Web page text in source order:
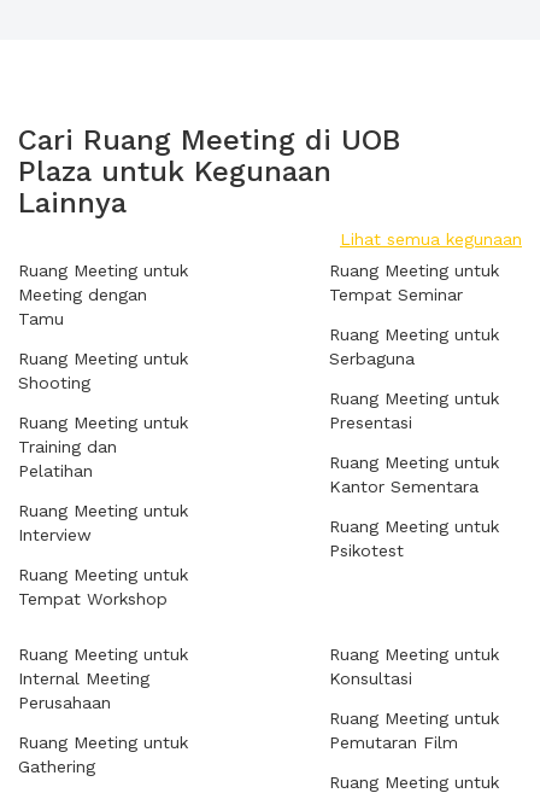
Cari Ruang Meeting di UOB
Plaza untuk Kegunaan
Lainnya
Lihat semua kegunaan
Ruang Meeting untuk
Meeting dengan
Tamu
Ruang Meeting untuk
Shooting
Ruang Meeting untuk
Training dan
Pelatihan
Ruang Meeting untuk
Interview
Ruang Meeting untuk
Tempat Workshop
Ruang Meeting untuk
Tempat Seminar
Ruang Meeting untuk
Serbaguna
Ruang Meeting untuk
Presentasi
Ruang Meeting untuk
Kantor Sementara
Ruang Meeting untuk
Psikotest
Ruang Meeting untuk
Internal Meeting
Perusahaan
Ruang Meeting untuk
Gathering
Ruang Meeting untuk
Konsultasi
Ruang Meeting untuk
Pemutaran Film
Ruang Meeting untuk